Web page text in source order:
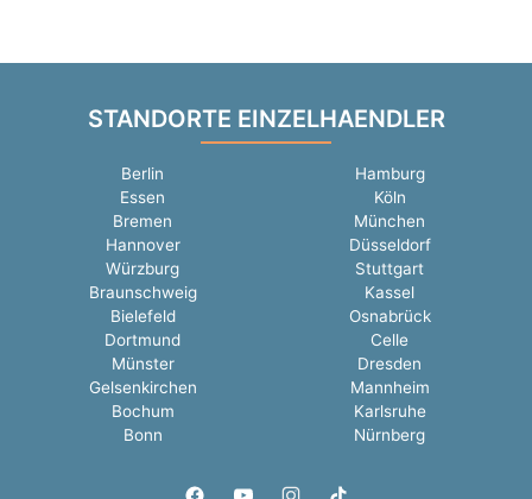
STANDORTE EINZELHAENDLER
Berlin
Hamburg
Essen
Köln
Bremen
München
Hannover
Düsseldorf
Würzburg
Stuttgart
Braunschweig
Kassel
Bielefeld
Osnabrück
Dortmund
Celle
Münster
Dresden
Gelsenkirchen
Mannheim
Bochum
Karlsruhe
Bonn
Nürnberg